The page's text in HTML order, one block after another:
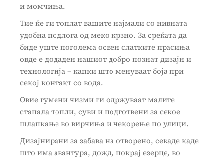
и момчиња.
Тие ќе ги топлат вашите најмали со нивната
удобна подлога од меко крзно. За среќата да
биде уште поголема освен слатките прасиња
овде е додаден нашиот добро познат дизајн и
технологија – капки што менуваат боја при
секој контакт со вода.
Овие гумени чизми ги одржуваат малите
стапала топли, суви и подготвени за секое
шлапкање во вирчиња и чекорење по улици.
Дизајнирани за забава на отворено, секаде каде
што има авантура, дожд, покрај езерце, во